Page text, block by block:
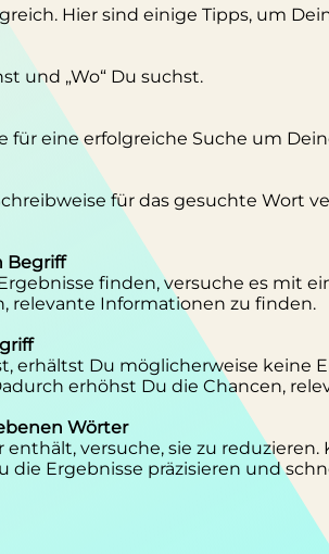
Hier sind einige Tipps, um
und „Wo“ Du suchst.
eine erfolgreiche Suche um
für das gesuchte Wort
Begriff
finden, versuche es mit
relevante Informationen zu finden.
erhältst Du möglicherweise keine
erhöhst Du die Chancen,
Wörter
versuche, sie zu
die Ergebnisse präzisieren und